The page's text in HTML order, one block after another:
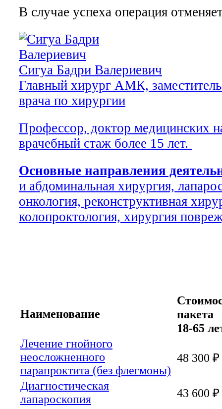
В случае успеха операция
Сигуа Бадри Валериевич
Главный хирург АМК, заместитель
врача по хирургии
Профессор, доктор медицинских
врачебный стаж более 15 лет.
Основные направления
и абдоминальная хирургия,
онкология, реконструктивная
колопроктология, хирургия
Наименование
пакета
18-65
Лечение гнойного
неосложненного
парапроктита (без флегмоны)
48 300 ₽
Диагностическая
лапароскопия
43 600 ₽